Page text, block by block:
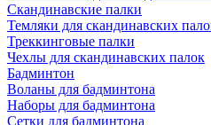
Скандинавские палки
Темляки для скандинавских
Треккинговые палки
Чехлы для скандинавских палок
Бадминтон
Воланы для бадминтона
Наборы для бадминтона
Сетки для бадминтона